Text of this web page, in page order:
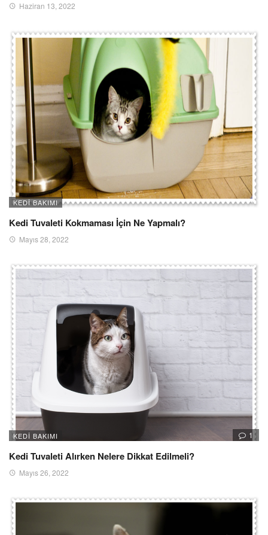
Haziran 13, 2022
KEDI BAKIMI
Kedi Tuvaleti Kokmaması İçin Ne Yapmalı?
Mayıs 28, 2022
KEDI BAKIMI 1
Kedi Tuvaleti Alırken Nelere Dikkat Edilmeli?
Mayıs 26, 2022